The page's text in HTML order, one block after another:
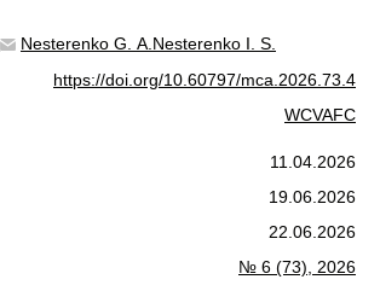
Nesterenko G. A. Nesterenko I. S.
https://doi.org/10.60797/mca.2026.73.4
WCVAFC
11.04.2026
19.06.2026
22.06.2026
№ 6 (73), 2026